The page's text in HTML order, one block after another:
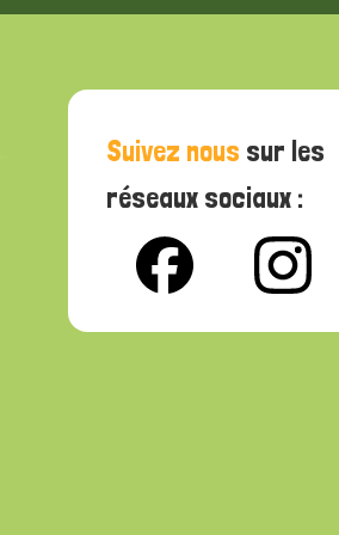
Suivez nous sur les
réseaux sociaux :